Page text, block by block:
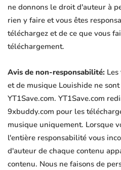
ne donnons le droit d'auteur à
rien y faire et vous êtes
téléchargez et de ce que vous
téléchargement.
Avis de non-responsabilité:
et de musique Louishide ne
YT1Save.com. YT1Save.com
9xbuddy.com pour les
musique uniquement. Lorsque
l'entière responsabilité vous
d'auteur de chaque contenu
contenu. Nous ne faisons de